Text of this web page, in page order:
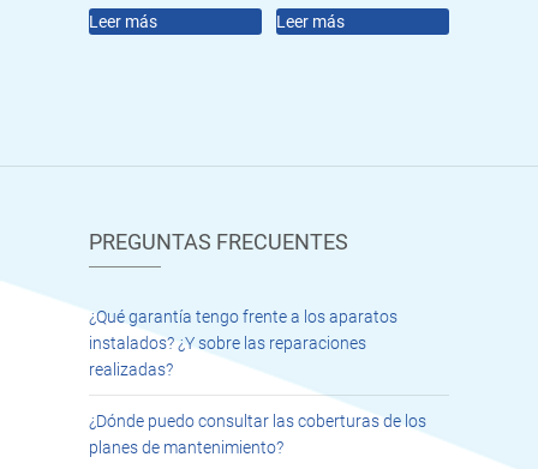
Leer más Leer más
PREGUNTAS FRECUENTES
¿Qué garantía tengo frente a los aparatos
instalados? ¿Y sobre las reparaciones
realizadas?
¿Dónde puedo consultar las coberturas de los
planes de mantenimiento?